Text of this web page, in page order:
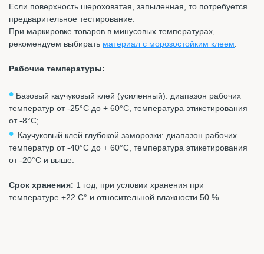
Если поверхность шероховатая, запыленная, то потребуется
предварительное тестирование.
При маркировке товаров в минусовых температурах,
рекомендуем выбирать материал с морозостойким клеем
Рабочие температуры:
• Базовый каучуковый клей (усиленный): диапазон рабочих
температур от -25°C до + 60°C, температура этикетирования
от -8°C;
• Каучуковый клей глубокой заморозки: диапазон рабочих
температур от -40°C до + 60°C, температура этикетирования
от -20°C и выше.
Срок хранения: 1 год, при условии хранения при
температуре +22 С° и относительной влажности 50 %.